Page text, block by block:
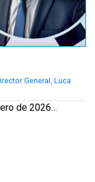
General
Luca
de 2026…